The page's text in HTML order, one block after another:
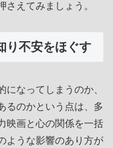
えてみましょう。
り不安をほぐす
なってしまうのか、
るのかという点は、多
映画と心の関係を一括
ような影響のあり方が